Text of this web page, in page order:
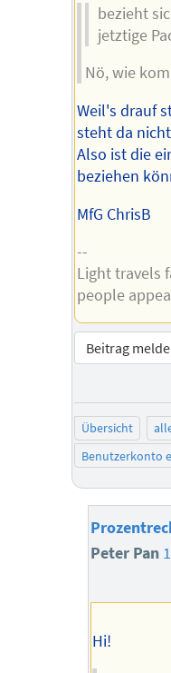
bezieht
jetztige
Nö, wie
Weil's drauf
steht da
Also ist die
beziehen
MfG ChrisB
--
Light travels
people
Beitrag
Übersicht
Benutzerkonto
Peter Pan
Hi!